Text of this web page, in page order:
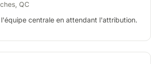
QC
centrale en attendant l'attribution.